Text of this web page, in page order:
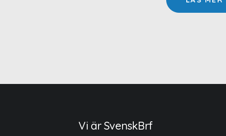
Vi är SvenskBrf